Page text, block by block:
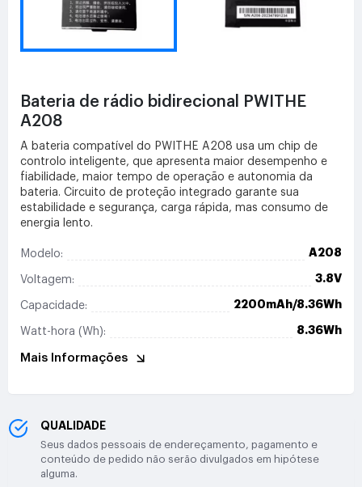
Bateria de rádio bidirecional PWITHE
A208
A bateria compatível do PWITHE A208 usa um chip de
controlo inteligente, que apresenta maior desempenho e
fiabilidade, maior tempo de operação e autonomia da
bateria. Circuito de proteção integrado garante sua
estabilidade e segurança, carga rápida, mas consumo de
energia lento.
Modelo: A208
Voltagem: 3.8V
Capacidade: 2200mAh/8.36Wh
Watt-hora (Wh): 8.36Wh
Mais Informações
QUALIDADE
Seus dados pessoais de endereçamento, pagamento e
conteúdo de pedido não serão divulgados em hipótese
alguma.